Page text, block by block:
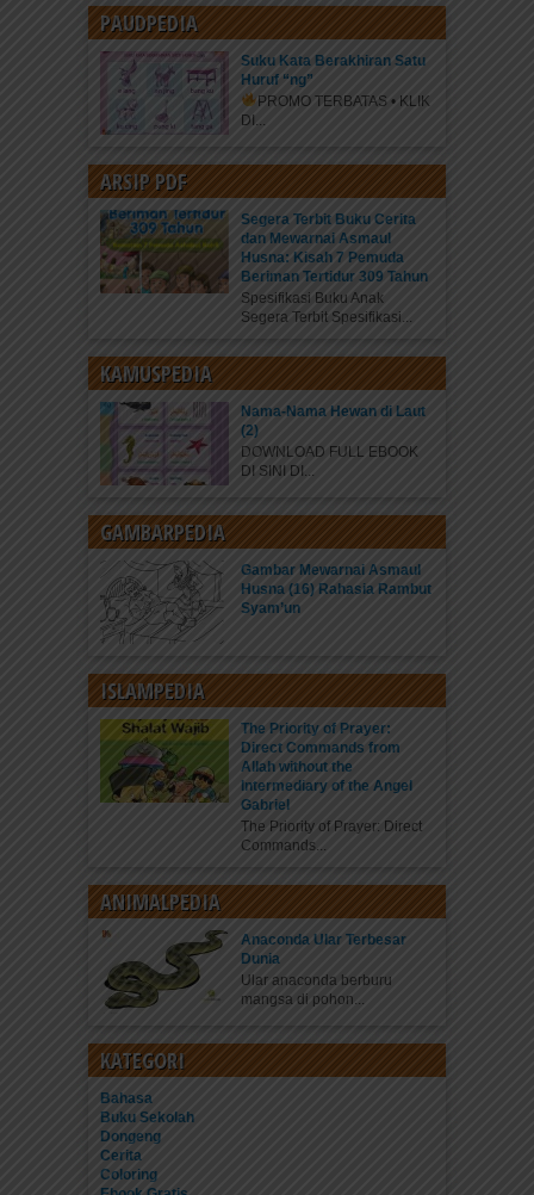
PAUDPEDIA
Suku Kata Berakhiran Satu
Huruf “ng”
PROMO TERBATAS • KLIK
DI...
ARSIP PDF
Segera Terbit Buku Cerita
dan Mewarnai Asmaul
Husna: Kisah 7 Pemuda
Beriman Tertidur 309 Tahun
Spesifikasi Buku Anak
Segera Terbit Spesifikasi...
KAMUSPEDIA
Nama-Nama Hewan di Laut
(2)
DOWNLOAD FULL EBOOK
DI SINI DI...
GAMBARPEDIA
Gambar Mewarnai Asmaul
Husna (16) Rahasia Rambut
Syam’un
ISLAMPEDIA
The Priority of Prayer:
Direct Commands from
Allah without the
Intermediary of the Angel
Gabriel
The Priority of Prayer: Direct
Commands...
ANIMALPEDIA
Anaconda Ular Terbesar
Dunia
Ular anaconda berburu
mangsa di pohon...
KATEGORI
Bahasa
Buku Sekolah
Dongeng
Cerita
Coloring